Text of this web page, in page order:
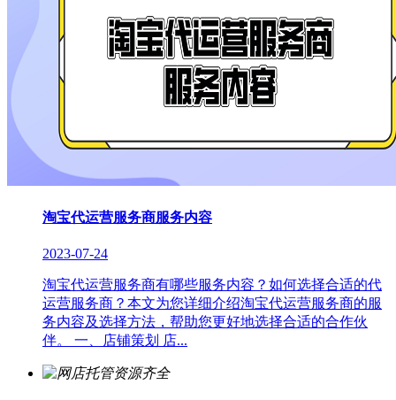
淘宝代运营服务商服务内容
2023-07-24
淘宝代运营服务商有哪些服务内容？如何选择合适的代
运营服务商？本文为您详细介绍淘宝代运营服务商的服
务内容及选择方法，帮助您更好地选择合适的合作伙
伴。 一、店铺策划 店...